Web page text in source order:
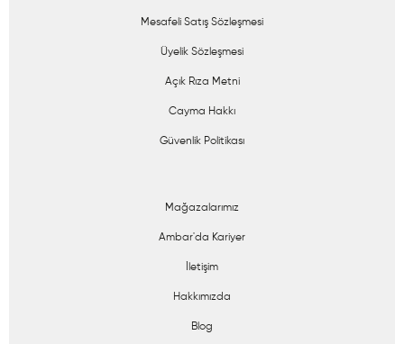
Mesafeli Satış Sözleşmesi
Üyelik Sözleşmesi
Açık Rıza Metni
Cayma Hakkı
Güvenlik Politikası
Mağazalarımız
Ambar'da Kariyer
İletişim
Hakkımızda
Blog